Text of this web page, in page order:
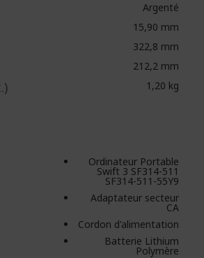
Argenté
15,90 mm
322,8 mm
212,2 mm
1,20 kg
Ordinateur Portable
Swift 3 SF314-511
SF314-511-55Y9
Adaptateur secteur
CA
Cordon d'alimentation
Batterie Lithium
Polymère